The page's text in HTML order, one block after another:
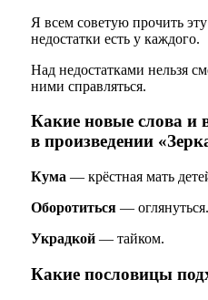
Я всем советую прочить
недостатки есть у каждого.
Над недостатками нельзя
ними справляться.
Какие новые слова и
в произведении
Кума — крёстная мать
Оборотиться— оглянуться.
Украдкой— тайком.
Какие пословицы